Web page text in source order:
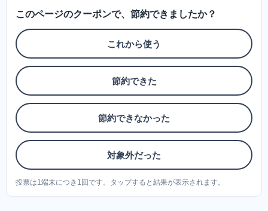
このページのクーポンで、節約できましたか？
これから使う
節約できた
節約できなかった
対象外だった
投票は1端末につき1回です。タップすると結果が表示されます。